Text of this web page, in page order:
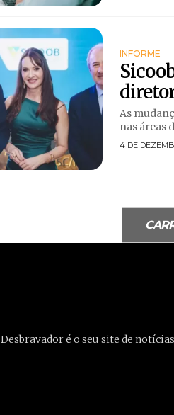
INFORME
As
nas áreas
4 DE
é o seu site de